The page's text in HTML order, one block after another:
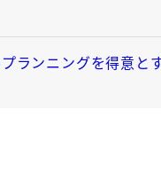
ランニングを得意と